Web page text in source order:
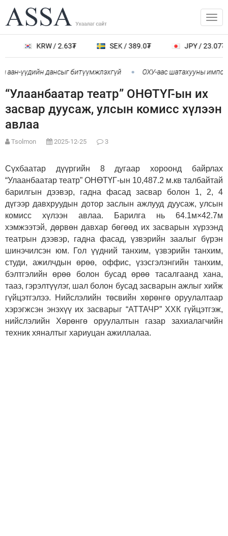
KRW / 2.63₮ SEK / 389.0₮ JPY / 23.07₮
үүдийн дансыг битүүмжлэхгүй ОХУ-аас шатахууны
“Улаанбаатар театр” ОНӨТҮГ-ын их
засвар дуусаж, улсын комисс хүлээн
авлаа
Tsolmon 2025-12-25 3
Сүхбаатар дүүргийн 8 дугаар хороонд байрлах
“Улаанбаатар театр” ОНӨТҮГ-ын 10,487.2 м.кв талбайтай
барилгын дээвэр, гадна фасад засвар болон 1, 2, 4
дүгээр давхруудын дотор заслын ажлууд дуусаж, улсын
комисс хүлээн авлаа. Барилга нь 64.1м×42.7м
хэмжээтэй, дөрвөн давхар бөгөөд их засварын хүрээнд
театрын дээвэр, гадна фасад, үзвэрийн заалыг бүрэн
шинэчилсэн юм. Гол үүдний танхим, үзвэрийн танхим,
студи, ажилчдын өрөө, оффис, үзэсгэлэнгийн танхим,
бэлтгэлийн өрөө болон бусад өрөө тасалгаанд хана,
тааз, гэрэлтүүлэг, шал болон бусад засварын ажлыг хийж
гүйцэтгэлээ. Нийслэлийн төсвийн хөрөнгө оруулалтаар
хэрэгжсэн энэхүү их засварыг “АТТАЧР” ХХК гүйцэтгэж,
нийслэлийн Хөрөнгө оруулалтын газар захиалагчийн
техник хяналтыг хариуцан ажиллалаа.